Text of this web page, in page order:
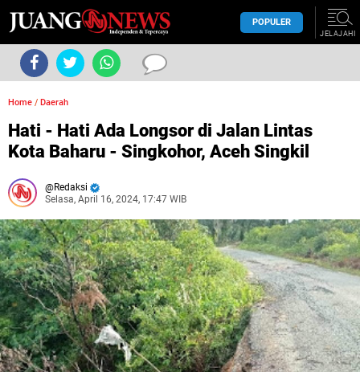
POPULER
JELAJAHI
Home / Daerah
Hati - Hati Ada Longsor di Jalan Lintas
Kota Baharu - Singkohor, Aceh Singkil
Redaksi
Selasa, April 16, 2024, 17:47 WIB